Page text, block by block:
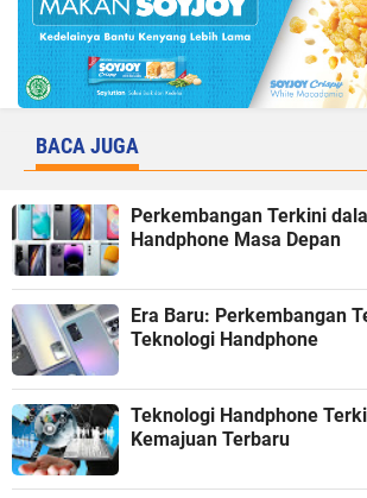
BACA JUGA
Perkembangan Terkini
Handphone Masa Depan
Era Baru: Perkembangan
Teknologi Handphone
Teknologi Handphone
Kemajuan Terbaru